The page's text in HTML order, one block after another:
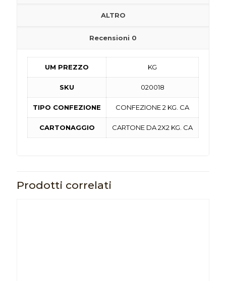
ALTRO
Recensioni 0
UM PREZZO KG
SKU 020018
TIPO CONFEZIONE CONFEZIONE 2 KG. CA
CARTONAGGIO CARTONE DA 2X2 KG. CA
Prodotti correlati